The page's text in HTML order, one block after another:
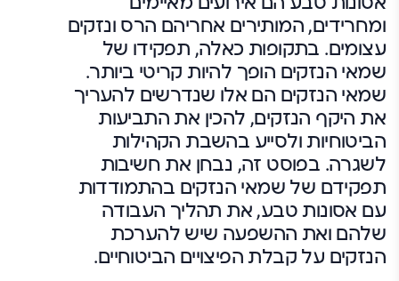
ומחרידים, המותירים אחריהם הרס ונזקים
עצומים. בתקופות כאלה, תפקידו של
שמאי הנזקים הופך להיות קריטי ביותר.
שמאי הנזקים הם אלו שנדרשים להעריך
את היקף הנזקים, להכין את התביעות
הביטוחיות ולסייע בהשבת הקהילות
לשגרה. בפוסט זה, נבחן את חשיבות
תפקידם של שמאי הנזקים בהתמודדות
עם אסונות טבע, את תהליך העבודה
שלהם ואת ההשפעה שיש להערכת
הנזקים על קבלת הפיצויים הביטוחיים.